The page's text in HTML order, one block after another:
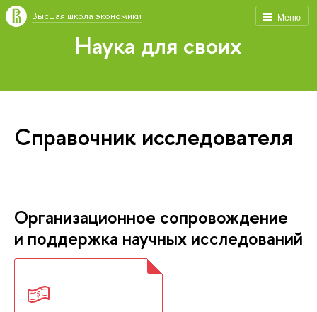
Меню
Высшая школа экономики
Наука для своих
Справочник исследователя
Организационное сопровождение
и поддержка научных исследований